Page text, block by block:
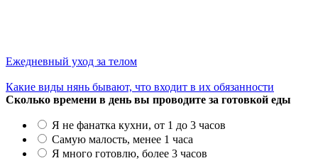
Ежедневный уход за телом
Какие виды нянь бывают, что входит в их обязанности
Сколько времени в день вы проводите за готовкой еды
Я не фанатка кухни, от 1 до 3 часов
Самую малость, менее 1 часа
Я много готовлю, более 3 часов